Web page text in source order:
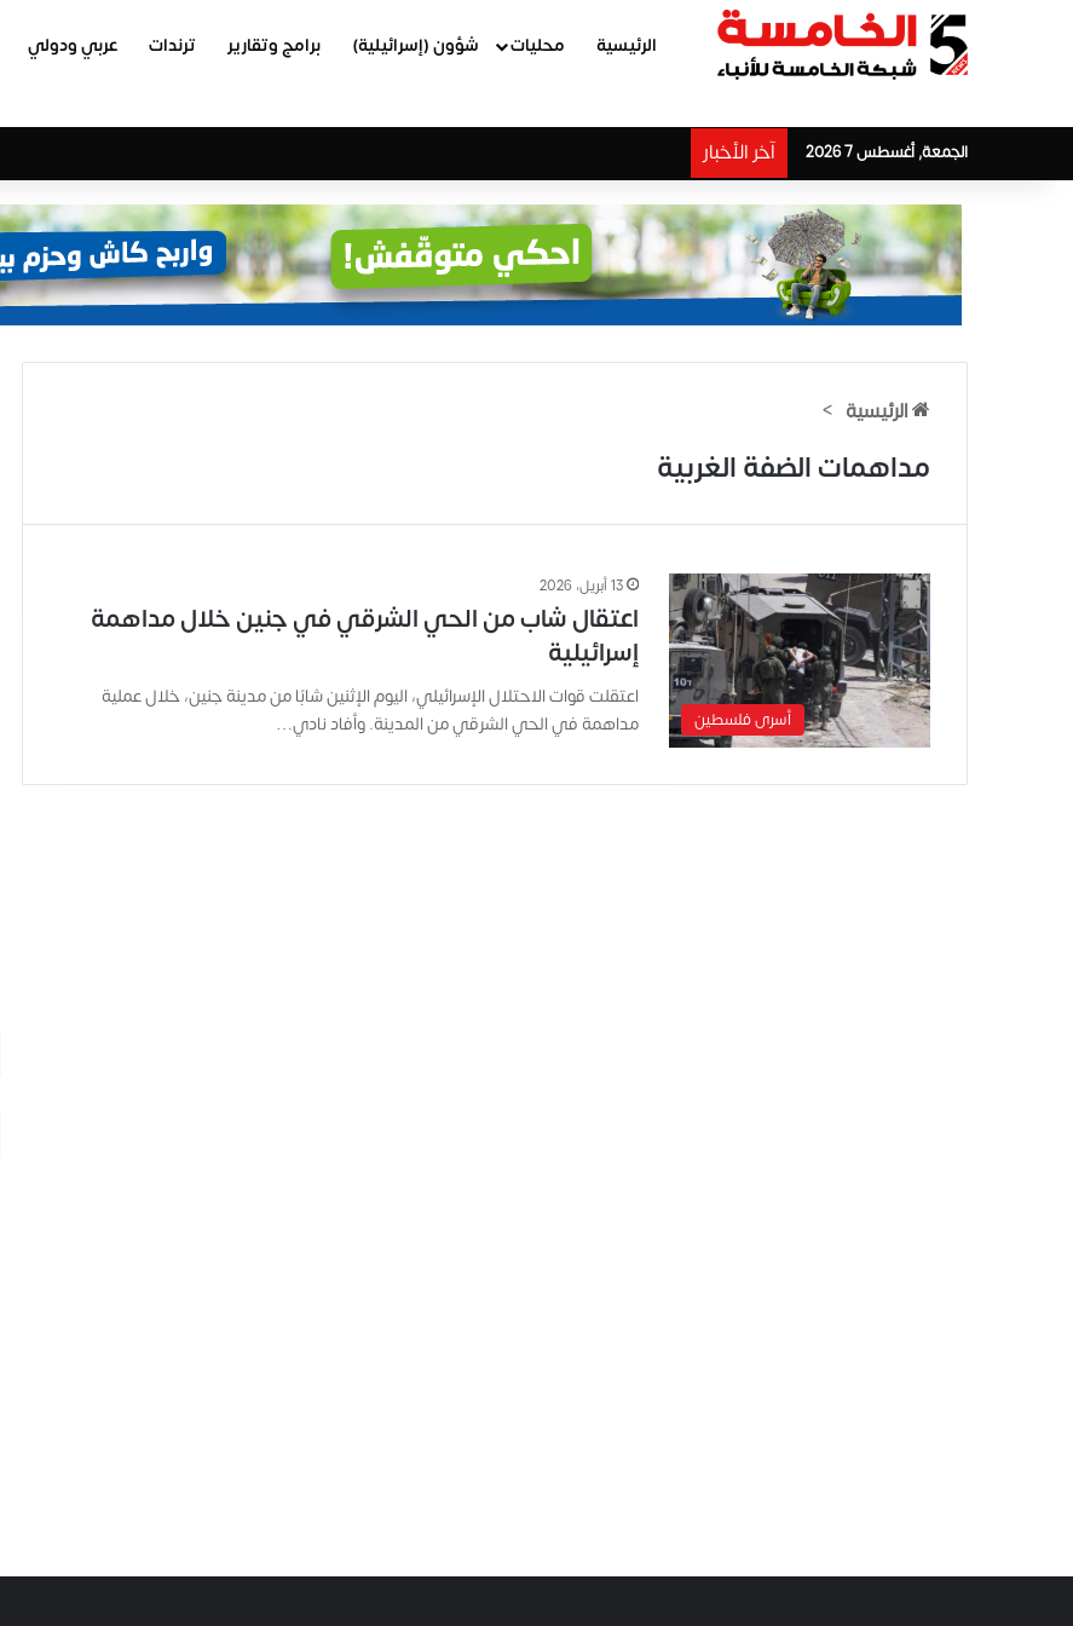
الرئيسية محليات شؤون (إسرائيلية) برامج وتقارير ترندات عربي ودولي
الجمعة, أغسطس 7 2026 آخر الأخبار
الرئيسية >
مداهمات الضفة الغربية
أسرى فلسطين
13 أبريل، 2026
اعتقال شاب من الحي الشرقي في جنين خلال مداهمة
إسرائيلية
اعتقلت قوات الاحتلال الإسرائيلي، اليوم الإثنين شابًا من مدينة جنين، خلال عملية
مداهمة في الحي الشرقي من المدينة. وأفاد نادي…